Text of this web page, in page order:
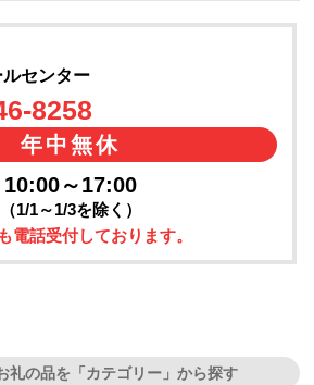
センター
8258
年中無休
10:00～17:00
（1/1～1/3を除く）
電話受付しております。
礼の品を「カテゴリー」から探す